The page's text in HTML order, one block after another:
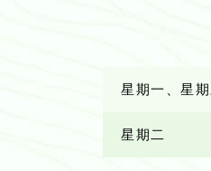
星期一、星
星期二